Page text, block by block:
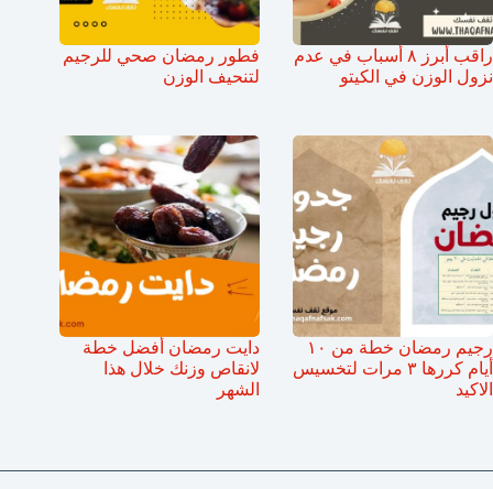
راقب أبرز ٨ أسباب في عدم
نزول الوزن في الكيتو
فطور رمضان صحي للرجيم
لتنحيف الوزن
رجيم رمضان خطة من ١٠
أيام كررها ٣ مرات لتخسيس
الاكيد
دايت رمضان أفضل خطة
لانقاص وزنك خلال هذا
الشهر